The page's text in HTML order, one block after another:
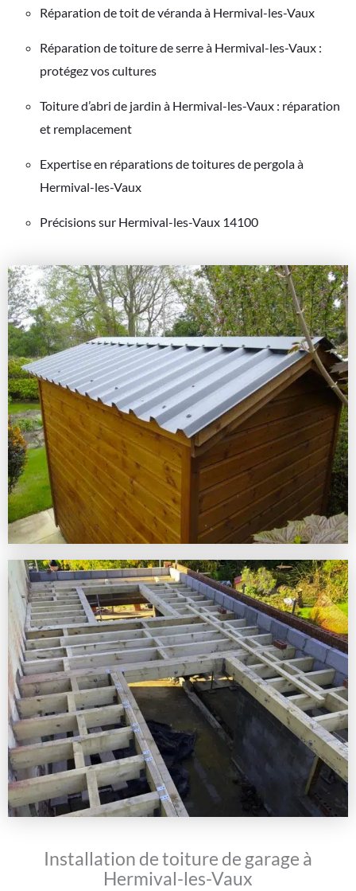
Réparation de toit de véranda à Hermival-les-Vaux
Réparation de toiture de serre à Hermival-les-Vaux :
protégez vos cultures
Toiture d’abri de jardin à Hermival-les-Vaux : réparation
et remplacement
Expertise en réparations de toitures de pergola à
Hermival-les-Vaux
Précisions sur Hermival-les-Vaux 14100
Installation de toiture de garage à
Hermival-les-Vaux